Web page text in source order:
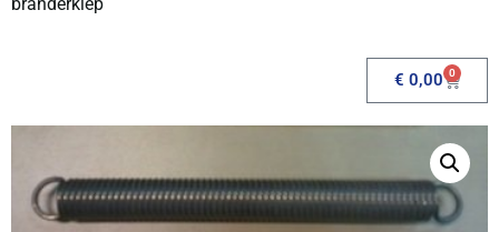
€ 0,00 0